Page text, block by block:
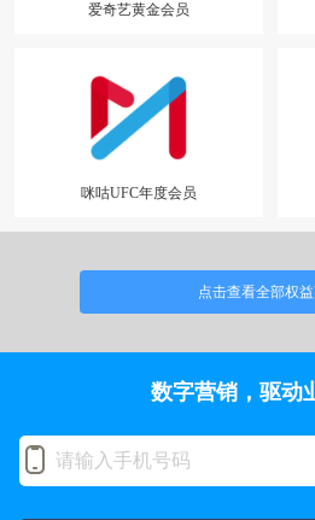
爱奇艺黄金会员
咪咕UFC年度会员
点击查看全部权
数字营销，驱动